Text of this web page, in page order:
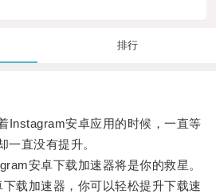
排行
安卓应用的时候，一直等
一直没有提升。
安卓下载加速器将是你的救星。
加速器，你可以轻松提升下载速